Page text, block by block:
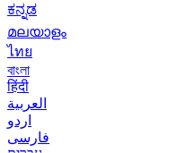
ಕನ್ನಡ
മലയാളം
ไทย
বাংলা
हिंदी
العربية
اردو
فارسی